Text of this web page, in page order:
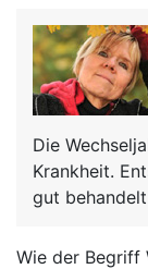
Ratgeber
Rubriken
Die
Krankheit.
gut
Wie der Begriff